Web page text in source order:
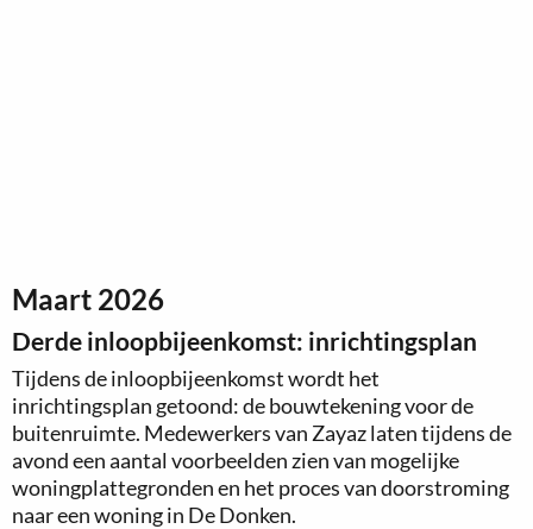
Maart 2026
Derde inloopbijeenkomst: inrichtingsplan
Tijdens de inloopbijeenkomst wordt het
inrichtingsplan getoond: de bouwtekening voor de
buitenruimte. Medewerkers van Zayaz laten tijdens de
avond een aantal voorbeelden zien van mogelijke
woningplattegronden en het proces van doorstroming
naar een woning in De Donken.